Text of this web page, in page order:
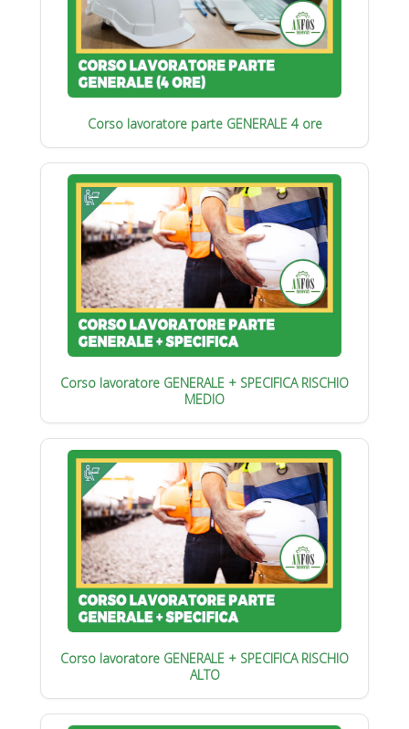
Corso lavoratore parte GENERALE 4 ore
Corso lavoratore GENERALE + SPECIFICA RISCHIO
MEDIO
Corso lavoratore GENERALE + SPECIFICA RISCHIO
ALTO